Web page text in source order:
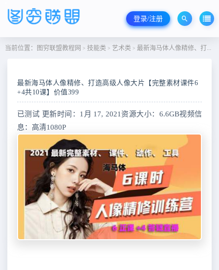
登录/注册
当前位置： 图穷联盟教程网 > 技能类 > 艺术类 > 最新海马体人像精修、打造高级人像大片【完整素材课件6+4共10课】价值399
最新海马体人像精修、打造高级人像大片【完整素材课件6
+4共10课】价值399
已测试 更新时间：1月 17, 2021资源大小：6.6GB视频信
息：高清1080P